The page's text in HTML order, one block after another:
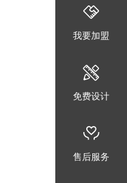
我要加盟
免费设计
售后服务